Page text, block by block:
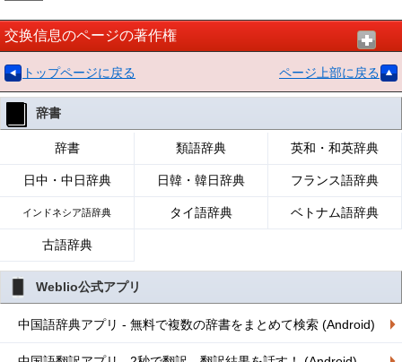
交换信息のページの著作権
トップページに戻る ページ上部に戻る
辞書
辞書 類語辞典 英和・和英辞典
日中・中日辞典 日韓・韓日辞典 フランス語辞典
インドネシア語辞典 タイ語辞典 ベトナム語辞典
古語辞典
Weblio公式アプリ
中国語辞典アプリ - 無料で複数の辞書をまとめて検索 (Android)